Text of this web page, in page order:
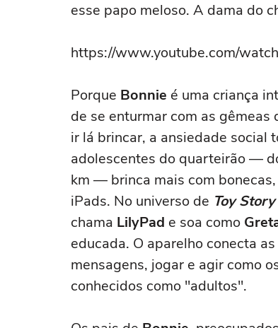
esse papo meloso. A dama do
https://www.youtube.com/
Porque Bonnie é uma criança
de se enturmar com as
ir lá brincar, a ansiedade social
adolescentes do quarteirão —
km — brinca mais com
iPads. No universo de Toy Story
chama LilyPad e soa como
educada. O aparelho conecta
mensagens, jogar e agir como
conhecidos como "adultos".